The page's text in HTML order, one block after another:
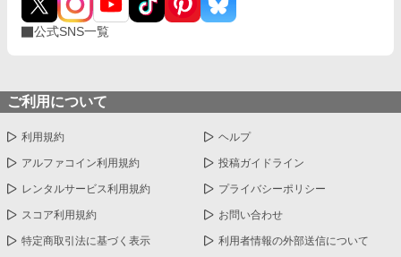
公式SNS一覧
ご利用について
利用規約 ヘルプ
アルファコイン利用規約 投稿ガイドライン
レンタルサービス利用規約 プライバシーポリシー
スコア利用規約 お問い合わせ
特定商取引法に基づく表示 利用者情報の外部送信について